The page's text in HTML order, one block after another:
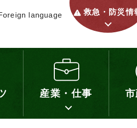
language 救急・防災情
産業・仕事